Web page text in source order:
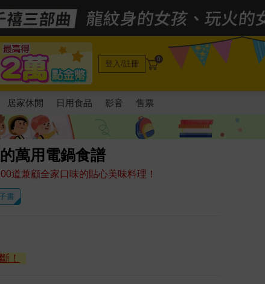
登入/註冊 0
居家休閒 日用食品 影音 售票
萬用電鍋食譜
道兼顧全家口味的貼心美味料理！
書
！